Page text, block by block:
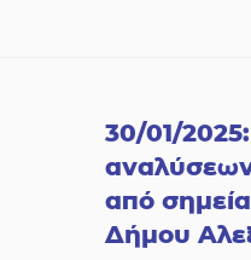
30/01/
από
Δήμου